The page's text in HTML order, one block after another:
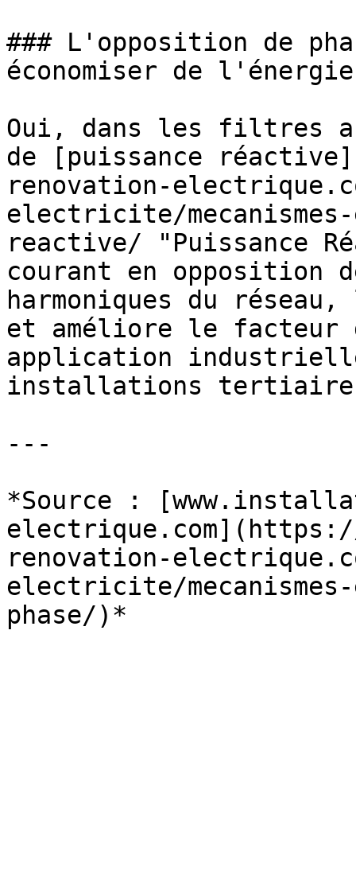
### L'opposition de
économiser de
Oui, dans les filtres
de [puissance
renovation-
electricite/
reactive/ "Puissance
courant en opposition
harmoniques du
et améliore le facteur
application
installations
---
*Source :
renovation-
electricite/